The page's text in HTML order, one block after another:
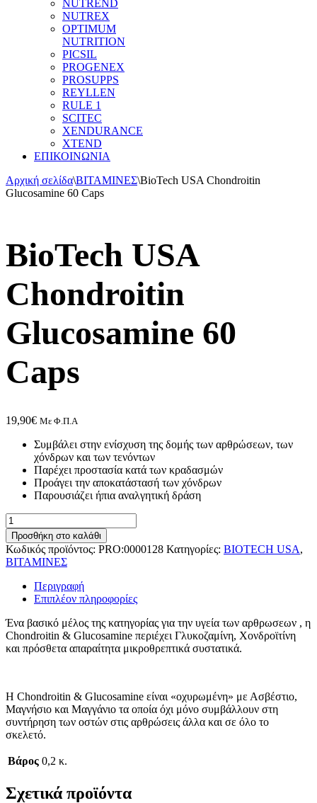
NUTREND
NUTREX
OPTIMUM
NUTRITION
PICSIL
PROGENEX
PROSUPPS
REYLLEN
RULE 1
SCITEC
XENDURANCE
XTEND
ΕΠΙΚΟΙΝΩΝΙΑ
Αρχική σελίδα\ΒΙΤΑΜΙΝΕΣ\BioTech USA Chondroitin
Glucosamine 60 Caps
BioTech USA
Chondroitin
Glucosamine 60
Caps
19,90€ Με Φ.Π.Α
Συμβάλει στην ενίσχυση της δομής των αρθρώσεων, των
χόνδρων και των τενόντων
Παρέχει προστασία κατά των κραδασμών
Προάγει την αποκατάστασή των χόνδρων
Παρουσιάζει ήπια αναλγητική δράση
BioTech
USA
Chondroitin
Glucosamine
60
Caps
ποσότητα
Προσθήκη στο καλάθι
Κωδικός προϊόντος: PRO:0000128 Κατηγορίες: BIOTECH USA,
ΒΙΤΑΜΙΝΕΣ
Περιγραφή
Επιπλέον πληροφορίες
Ένα βασικό μέλος της κατηγορίας για την υγεία των αρθρωσεων , η
Chondroitin & Glucosamine περιέχει Γλυκοζαμίνη, Χονδροϊτίνη
και πρόσθετα απαραίτητα μικροθρεπτικά συστατικά.
Η Chondroitin & Glucosamine είναι «οχυρωμένη» με Ασβέστιο,
Μαγνήσιο και Μαγγάνιο τα οποία όχι μόνο συμβάλλουν στη
συντήρηση των οστών στις αρθρώσεις άλλα και σε όλο το
σκελετό.
Βάρος 0,2 κ.
Σχετικά προϊόντα